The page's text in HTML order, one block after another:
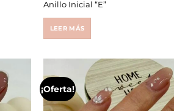
Anillo Inicial “E”
LEER MÁS
¡Oferta!